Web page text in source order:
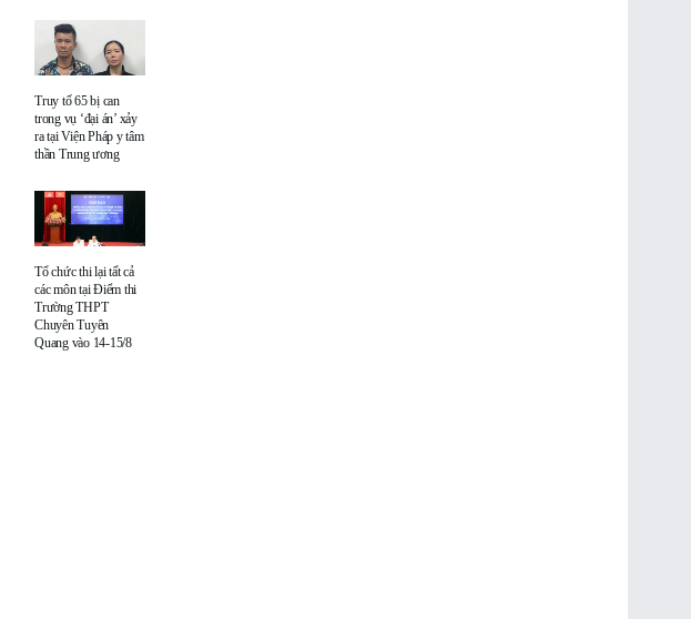
Truy tố 65 bị can
trong vụ ‘đại án’ xảy
ra tại Viện Pháp y tâm
thần Trung ương
Tổ chức thi lại tất cả
các môn tại Điểm thi
Trường THPT
Chuyên Tuyên
Quang vào 14-15/8